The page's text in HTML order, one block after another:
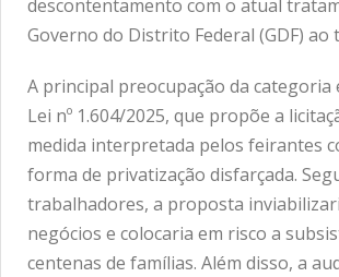
descontentamento com o atual
Governo do Distrito Federal (GDF) ao
A principal preocupação da categoria
Lei nº 1.604/2025, que propõe a
medida interpretada pelos feirantes
forma de privatização disfarçada.
trabalhadores, a proposta
negócios e colocaria em risco a
centenas de famílias. Além disso, a